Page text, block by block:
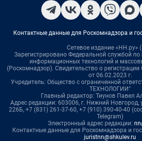
Контактные данные для Роскомнадзора и
Сетевое издание «НН.ру»
Зарегистрировано Федеральной службой по
информационных технологий и
(Роскомнадзор). Свидетельство о
от 06.02.2023 г.
Учредитель: Общество с ограниченной
ТЕХНОЛОГИИ"
Главный редактор: Тиунов Павел
Адрес редакции: 603006, г. Нижний Новгород,
226Б, +7 (831) 261-37-60, +7 (910) 390-40-40
Telegram)
Электронный адрес редакции:
Контактные данные для Роскомнадзора и
juristnn@shkulev.ru